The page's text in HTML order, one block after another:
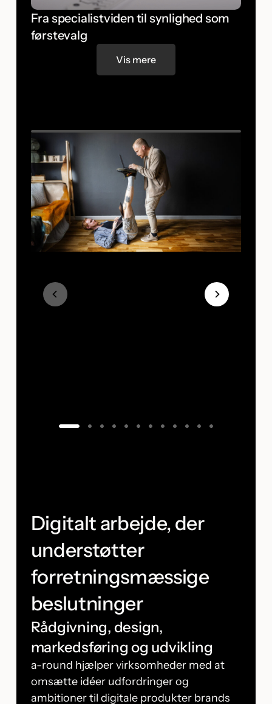
Fra specialistviden til synlighed som
førstevalg
Vis mere
Digitalt arbejde, der
understøtter
forretningsmæssige
beslutninger
Rådgivning, design,
markedsføring og udvikling
a-round hjælper virksomheder med at
omsætte idéer udfordringer og
ambitioner til digitale produkter brands